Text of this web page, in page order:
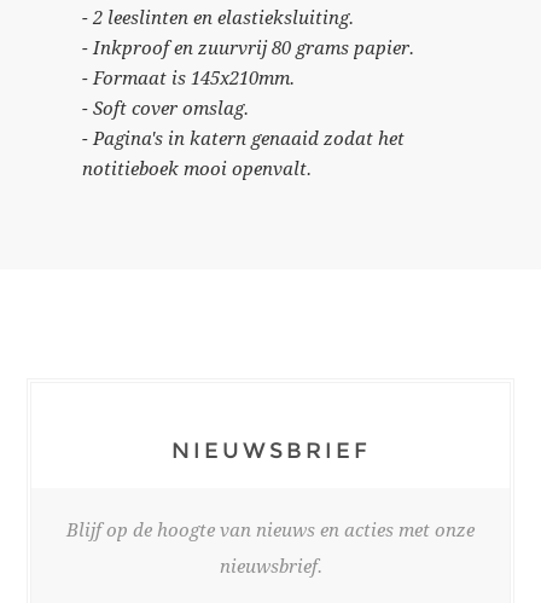
- 2 leeslinten en elastieksluiting.
- Inkproof en zuurvrij 80 grams papier.
- Formaat is 145x210mm.
- Soft cover omslag.
- Pagina's in katern genaaid zodat het
notitieboek mooi openvalt.
NIEUWSBRIEF
Blijf op de hoogte van nieuws en acties met onze
nieuwsbrief.